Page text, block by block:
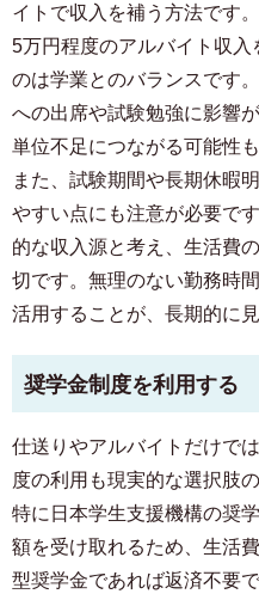
イトで収入を補う方法です
5万円程度のアルバイト収
のは学業とのバランスです
への出席や試験勉強に影響
単位不足につながる可能性も
また、試験期間や長期休暇
やすい点にも注意が必要で
的な収入源と考え、生活費
切です。無理のない勤務時
活用することが、長期的に
奨学金制度を利用する
仕送りやアルバイトだけで
度の利用も現実的な選択肢の
特に日本学生支援機構の奨
額を受け取れるため、生活
型奨学金であれば返済不要